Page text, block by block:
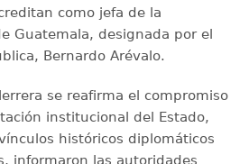
como jefa de la
Guatemala, designada por el
Bernardo Arévalo.
se reafirma el compromiso
institucional del Estado,
históricos diplomáticos
informaron las autoridades